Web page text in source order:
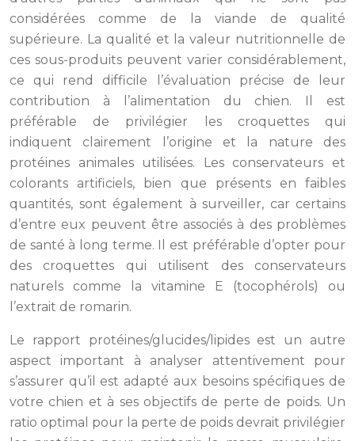
considérées comme de la viande de qualité
supérieure. La qualité et la valeur nutritionnelle de
ces sous-produits peuvent varier considérablement,
ce qui rend difficile l’évaluation précise de leur
contribution à l’alimentation du chien. Il est
préférable de privilégier les croquettes qui
indiquent clairement l’origine et la nature des
protéines animales utilisées. Les conservateurs et
colorants artificiels, bien que présents en faibles
quantités, sont également à surveiller, car certains
d’entre eux peuvent être associés à des problèmes
de santé à long terme. Il est préférable d’opter pour
des croquettes qui utilisent des conservateurs
naturels comme la vitamine E (tocophérols) ou
l’extrait de romarin.
Le rapport protéines/glucides/lipides est un autre
aspect important à analyser attentivement pour
s’assurer qu’il est adapté aux besoins spécifiques de
votre chien et à ses objectifs de perte de poids. Un
ratio optimal pour la perte de poids devrait privilégier